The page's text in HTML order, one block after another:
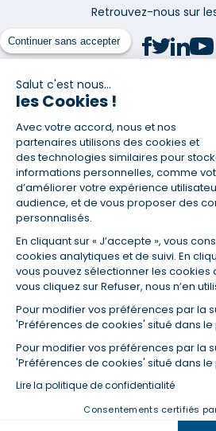
Continuer sans accepter
Salut c'est nous...
les Cookies !
Avec votre accord, nous et nos
partenaires utilisons des cookies et
des technologies similaires pour
informations personnelles, comme
d’améliorer votre expérience
audience, et de vous proposer des
personnalisés.
En cliquant sur « J’accepte », vous
cookies analytiques et de suivi. En
vous pouvez sélectionner les cookies
vous cliquez sur Refuser, nous n’en
Pour modifier vos préférences par la
'Préférences de cookies' situé dans
Pour modifier vos préférences par la
'Préférences de cookies' situé dans
Lire la politique de confidentialité
Consentements certifiés
Retrouvez-nous sur
(1) Taux fixe national hors assurance et
(2) Économie de 65 % pour l'assurance d'un
457,23 € à 0,90 % sur 19,5 ans, accordé à
100 % (décès, PTIA, IPP, ITT, IPP) âgé de 36
salariée non cadre assurée à 100 % (décès,
ans et non-fumeur, tous deux sans risque
14/07/2019, coût de l'assurance proposée
en moyenne contre 64,60 €/mois en
Empruntis.com (TAEA : 0,44 %, coût total de
(3) Taux minimum pour un crédit
5 000 et 20 000 euros, selon profil et durée.
(4) La diminution du montant des
de la durée de remboursement ainsi que la
(5) Banques de réseau, mutualistes,
régionales, organismes de crédit selon
Mutuelles, compagnies et courtiers
votre demande.
régionales, organismes de crédit, selon